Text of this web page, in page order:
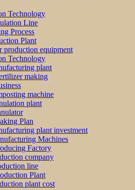
Technology
Line
Process
Plant
equipment
Technology
plant
making
machine
plant
Plan
plant investment
Machines
Factory
company
line
Plant
plant cost